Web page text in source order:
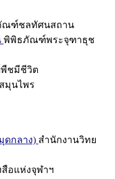
ณฑ์ชลทัศนสถาน
พิพิธภัณฑ์พระจุฑาธุช
ชมีชีวิต
นไพร
ดกลาง) สำนักงานวิทย
อแห่งจุฬาฯ